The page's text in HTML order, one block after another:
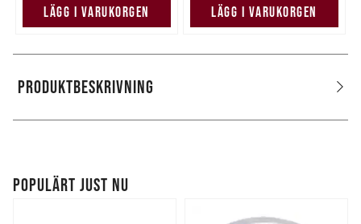
LÄGG I VARUKORGEN LÄGG I VARUKORGEN
PRODUKTBESKRIVNING
POPULÄRT JUST NU